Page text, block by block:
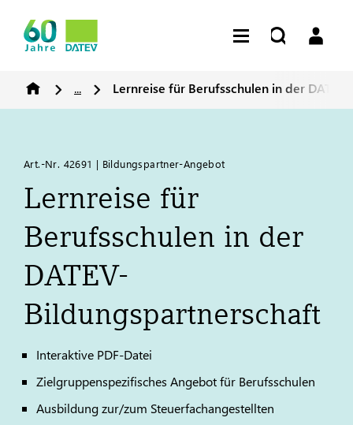
... Lernreise für Berufsschulen in der DATEV
Art.-Nr. 42691 | Bildungspartner-Angebot
Lernreise für
Berufsschulen in der
DATEV-
Bildungspartnerschaft
Interaktive PDF-Datei
Zielgruppenspezifisches Angebot für Berufsschulen
Ausbildung zur/zum Steuerfachangestellten